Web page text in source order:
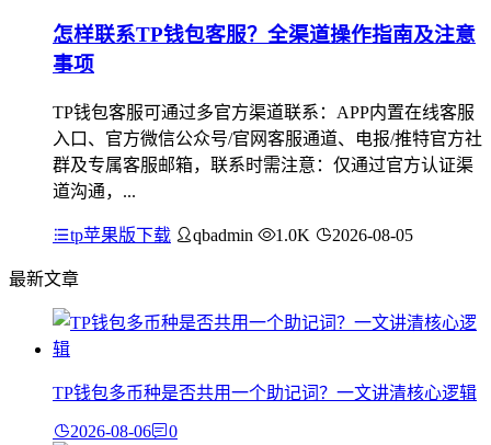
怎样联系TP钱包客服？全渠道操作指南及注意
事项
TP钱包客服可通过多官方渠道联系：APP内置在线客服
入口、官方微信公众号/官网客服通道、电报/推特官方社
群及专属客服邮箱，联系时需注意：仅通过官方认证渠
道沟通，...
tp苹果版下载 qbadmin 1.0K 2026-08-05
最新文章
TP钱包多币种是否共用一个助记词？一文讲清核心逻辑
2026-08-06 0